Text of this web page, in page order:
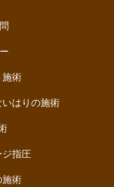
施術
いはりの施術
ジ指圧
施術